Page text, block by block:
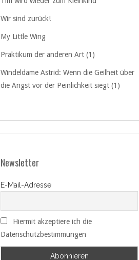
Wir sind zurück!
My Little Wing
Praktikum der anderen Art (1)
Windeldame Astrid: Wenn die Geilheit über
die Angst vor der Peinlichkeit siegt (1)
Newsletter
E-Mail-Adresse
Hiermit akzeptiere ich die
Datenschutzbestimmungen